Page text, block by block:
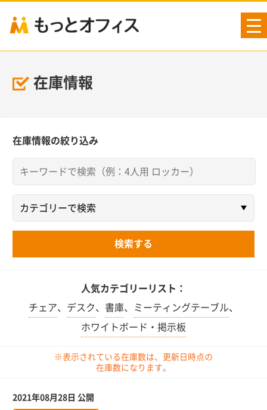
在庫情報
在庫情報の絞り込み
人気カテゴリーリスト：
チェア、 デスク、 書庫、 ミーティングテーブル、
ホワイトボード・掲示板
※表示されている在庫数は、更新日時点の
在庫数になります。
2021年08月28日 公開